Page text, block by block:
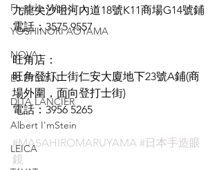
Freddie Wood
YOSHINORI AOYAMA
NOVA
E5 EYEVAN
DITA LANCIER
Albert I'mStein
LEICA
九龍尖沙咀河內道18號K11商場G14號鋪
電話：3575 9557
旺角店：
旺角登打士街仁安大廈地下23號A鋪(商
場外圍，面向登打士街)
電話：3956 5265
#MASAHIROMARUYAMA #日本手造眼
鏡